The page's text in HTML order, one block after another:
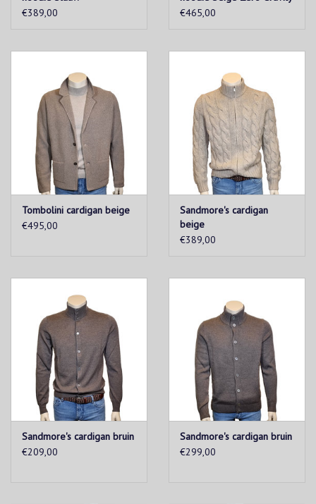
€389,00
€465,00
Tombolini cardigan beige
€495,00
Sandmore's cardigan
beige
€389,00
Sandmore's cardigan bruin
€209,00
Sandmore's cardigan bruin
€299,00